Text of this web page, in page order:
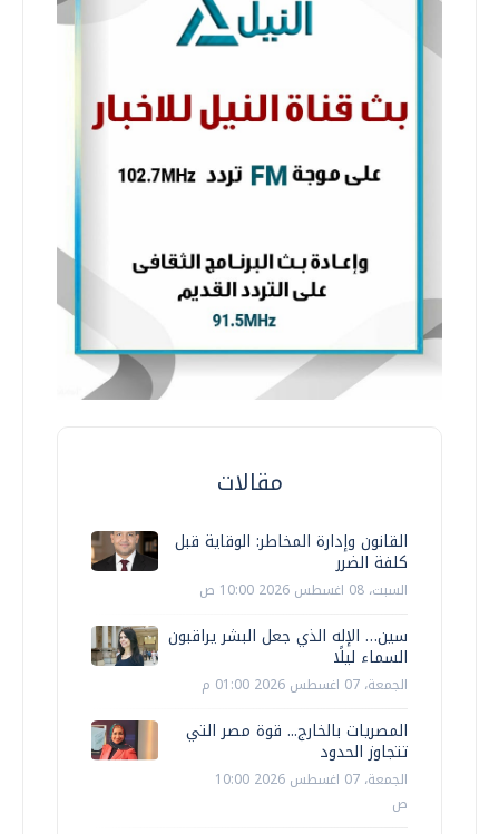
مقالات
القانون وإدارة المخاطر: الوقاية قبل
كلفة الضرر
السبت، 08 اغسطس 2026 10:00 ص
سين… الإله الذي جعل البشر يراقبون
السماء ليلًا
الجمعة، 07 اغسطس 2026 01:00 م
المصريات بالخارج... قوة مصر التي
تتجاوز الحدود
الجمعة، 07 اغسطس 2026 10:00
ص